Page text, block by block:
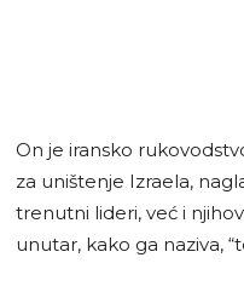
On je iransko
za uništenje Izraela,
trenutni lideri, već i
unutar, kako ga naziva,